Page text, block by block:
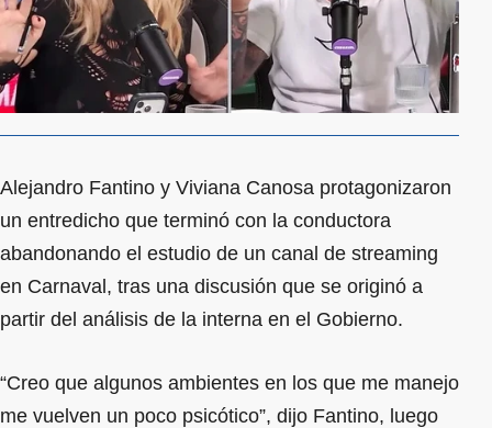
Alejandro Fantino y Viviana Canosa protagonizaron
un entredicho que terminó con la conductora
abandonando el estudio de un canal de streaming
en Carnaval, tras una discusión que se originó a
partir del análisis de la interna en el Gobierno.
“Creo que algunos ambientes en los que me manejo
me vuelven un poco psicótico”, dijo Fantino, luego